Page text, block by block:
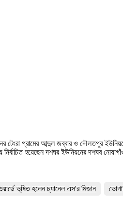
টেংরা গ্রামের আব্দুল জব্বার ও দৌলতপুর
হয়েছেন দশঘর ইউনিয়নের দশঘর
ভূষিত হলেন চ্যানেল এস'র মিজান